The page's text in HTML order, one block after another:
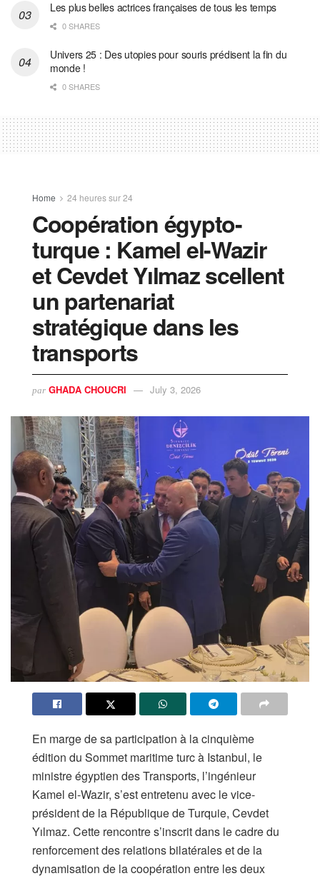
Les plus belles actrices françaises de tous les temps
0 SHARES
Univers 25 : Des utopies pour souris prédisent la fin du
monde !
0 SHARES
Home 24 heures sur 24
Coopération égypto-
turque : Kamel el-Wazir
et Cevdet Yılmaz scellent
un partenariat
stratégique dans les
transports
par GHADA CHOUCRI July 3, 2026
En marge de sa participation à la cinquième
édition du Sommet maritime turc à Istanbul, le
ministre égyptien des Transports, l’ingénieur
Kamel el-Wazir, s’est entretenu avec le vice-
président de la République de Turquie, Cevdet
Yılmaz. Cette rencontre s’inscrit dans le cadre du
renforcement des relations bilatérales et de la
dynamisation de la coopération entre les deux